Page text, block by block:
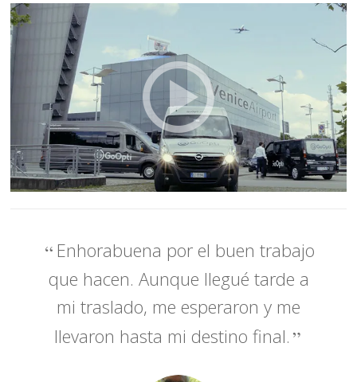
Enhorabuena por el buen trabajo
que hacen. Aunque llegué tarde a
mi traslado, me esperaron y me
llevaron hasta mi destino final.